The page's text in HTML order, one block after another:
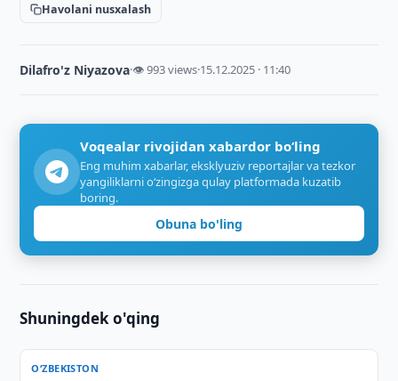
Havolani nusxalash
Dilafro'z Niyazova·👁 993 views·15.12.2025 · 11:40
Voqealar rivojidan xabardor bo‘ling
Eng muhim xabarlar, eksklyuziv reportajlar va tezkor
yangiliklarni o‘zingizga qulay platformada kuzatib
boring.
Obuna bo'ling
Shuningdek o'qing
O‘ZBEKISTON